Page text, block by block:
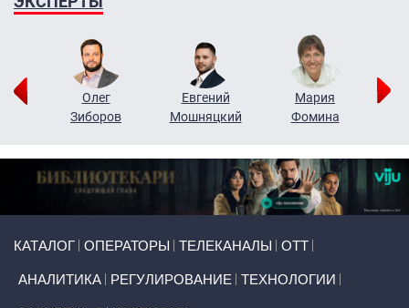
Олег
Зиборов
Евгений
Мошняцкий
Мария
Фомина
КАТАЛОГ ОПЕРАТОРЫ ТЕЛЕКАНАЛЫ ОТТ
АНАЛИТИКА РЕГУЛИРОВАНИЕ ТЕХНОЛОГИИ